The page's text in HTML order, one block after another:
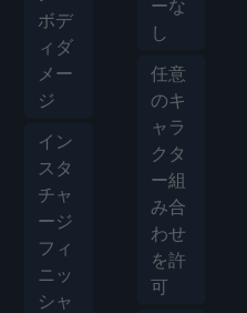
ボデ
ィダ
メー
ジ
イン
スタ
チャ
ージ
フィ
ニッ
シャ
ーな
し
任意
のキ
ャラ
クタ
ー組
み合
わせ
を許
可